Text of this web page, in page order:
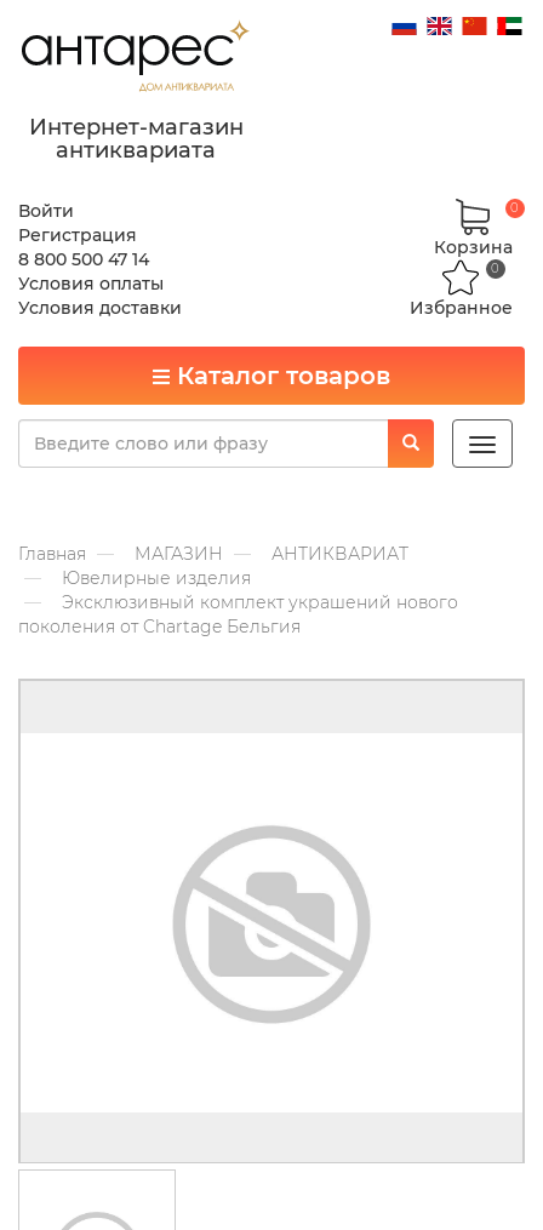
Интернет-магазин
антиквариата
Войти
Регистрация
8 800 500 47 14
Условия оплаты
Условия доставки
Корзина
0
Избранное
0
Каталог товаров
Toggle
Главная МАГАЗИН
АНТИКВАРИАТ
Ювелирные изделия
Эксклюзивный комплект украшений нового
поколения от Chartage Бельгия